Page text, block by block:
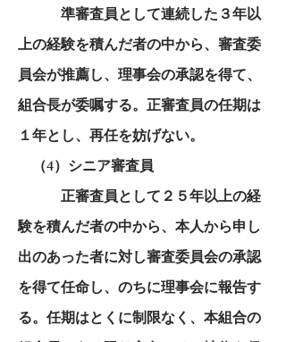
準審査員として連続した３年以
上の経験を積んだ者の中から、審査委
員会が推薦し、理事会の承認を得て、
組合長が委嘱する。正審査員の任期は
１年とし、再任を妨げない。
（4）シニア審査員
正審査員として２５年以上の経
験を積んだ者の中から、本人から申し
出のあった者に対し審査委員会の承認
を得て任命し、のちに理事会に報告す
る。任期はとくに制限なく、本組合の